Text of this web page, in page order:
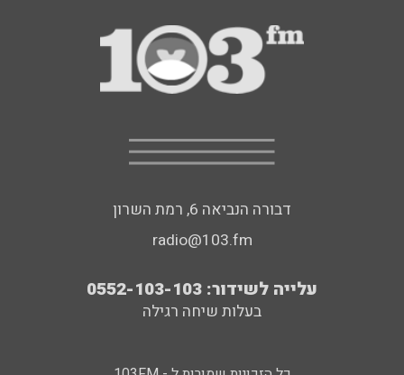
דבורה הנביאה 6, רמת השרון
radio@103.fm
עלייה לשידור: 0552-103-103
בעלות שיחה רגילה